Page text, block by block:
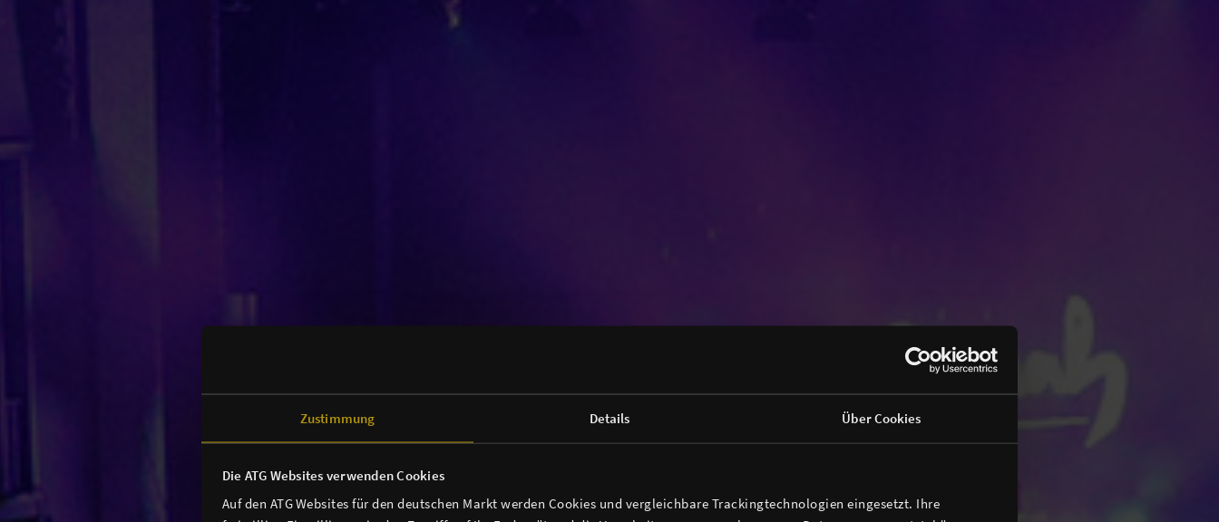
Zustimmung Details Über Cookies
Die ATG Websites verwenden Cookies
Auf den ATG Websites für den deutschen Markt werden Cookies und vergleichbare Trackingtechnologien eingesetzt. Ihre